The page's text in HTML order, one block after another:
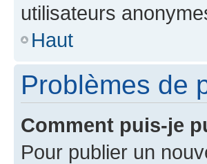
utilisateurs
Haut
Problèmes de
Comment puis-je
Pour publier un